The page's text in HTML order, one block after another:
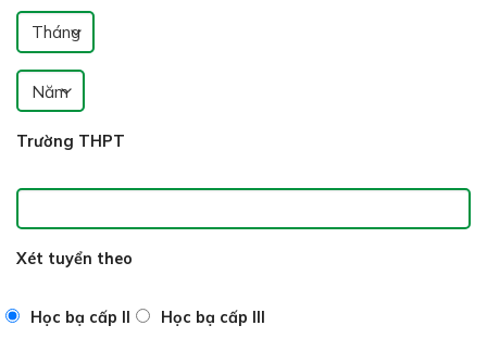
Trường THPT
Xét tuyển theo
Học bạ cấp II Học bạ cấp III